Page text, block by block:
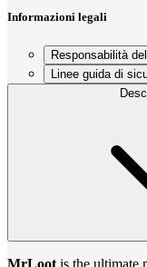
Informazioni legali
Responsabilità
Linee guida di
MrLoot is the ultimate